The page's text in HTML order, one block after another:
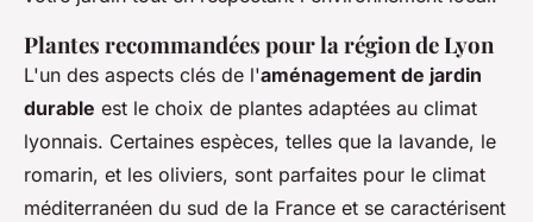
Plantes recommandées pour la région de Lyon
L'un des aspects clés de l'aménagement de jardin
durable est le choix de plantes adaptées au climat
lyonnais. Certaines espèces, telles que la lavande, le
romarin, et les oliviers, sont parfaites pour le climat
méditerranéen du sud de la France et se caractérisent